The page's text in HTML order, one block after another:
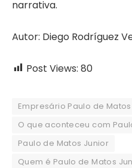
narrativa.
Autor: Diego Rodríguez
Post Views: 80
Empresário Paulo de
O que aconteceu com
Paulo de Matos Junior
Quem é Paulo de Matos